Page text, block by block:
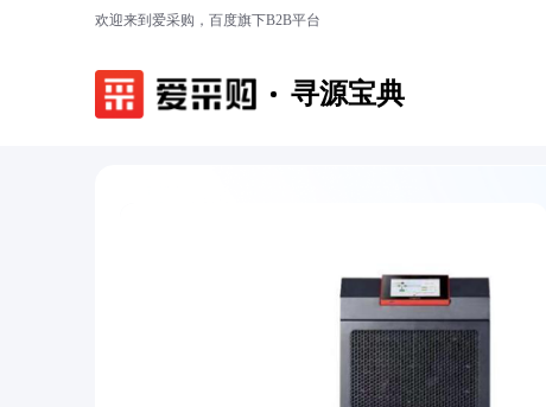
欢迎来到爱采购，百度旗下B2B平台
寻源宝典